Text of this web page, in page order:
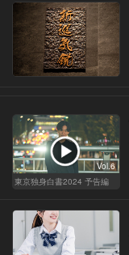
Vol.6
東京独身白書2024 予告編